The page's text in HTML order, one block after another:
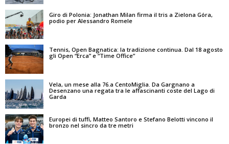
Giro di Polonia: Jonathan Milan firma il tris a Zielona Góra,
podio per Alessandro Romele
Tennis, Open Bagnatica: la tradizione continua. Dal 18 agosto
gli Open “Erca” e “Time Office”
Vela, un mese alla 76.a CentoMiglia. Da Gargnano a
Desenzano una regata tra le affascinanti coste del Lago di
Garda
Europei di tuffi, Matteo Santoro e Stefano Belotti vincono il
bronzo nel sincro da tre metri